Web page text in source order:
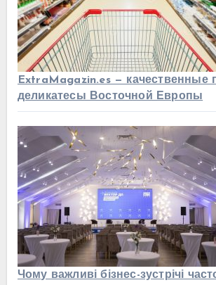
ExtraMagazin.es — качественные
деликатесы Восточной Европы
Чому важливі бізнес-зустрічі